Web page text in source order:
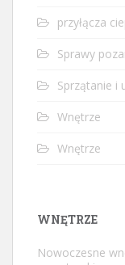
przyłącza
Sprawy
Sprzątanie i
Wnętrze
Wnętrze
WNĘTRZE
Nowoczesne